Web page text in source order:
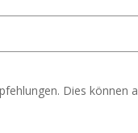
Dies können